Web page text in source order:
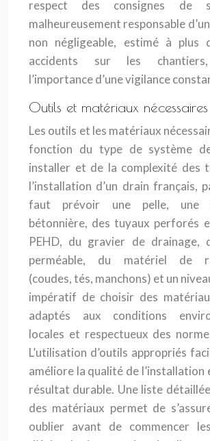
respect des consignes de
malheureusement responsable
non négligeable, estimé à plus
accidents sur les
l’importance d’une vigilance
Outils et matériaux nécessaires
Les outils et les matériaux
fonction du type de système
installer et de la complexité des
l’installation d’un drain français,
faut prévoir une pelle, une
bétonnière, des tuyaux perforés
PEHD, du gravier de drainage,
perméable, du matériel de
(coudes, tés, manchons) et un
impératif de choisir des
adaptés aux conditions
locales et respectueux des
L’utilisation d’outils appropriés
améliore la qualité de
résultat durable. Une liste
des matériaux permet de
oublier avant de commencer